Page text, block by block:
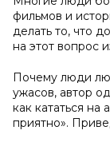
фильмов и
делать то, что
на этот вопрос
Почему люди
ужасов, автор
как кататься на
приятно».